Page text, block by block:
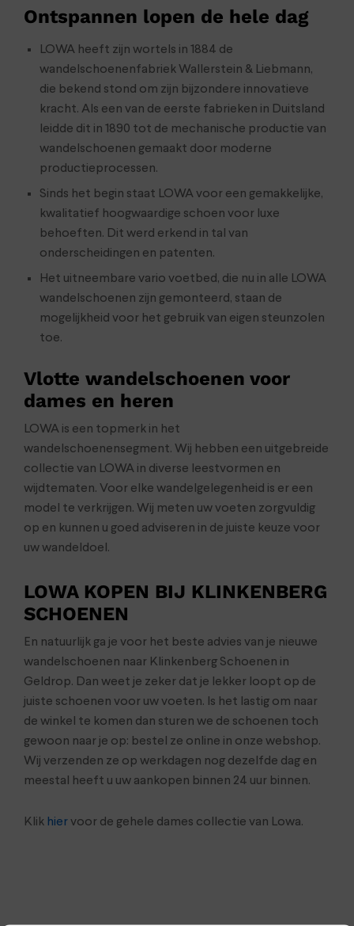
Ontspannen lopen de hele dag
LOWA heeft zijn wortels in 1884 de
wandelschoenenfabriek Wallerstein & Liebmann,
die bekend stond om zijn bijzondere innovatieve
kracht. Als een van de eerste fabrieken in Duitsland
leidde dit in 1890 tot de mechanische productie van
wandelschoenen gemaakt door moderne
productieprocessen.
Sinds het begin staat LOWA voor een gemakkelijke,
kwalitatief hoogwaardige schoen voor luxe
behoeften. Dit werd erkend in tal van
onderscheidingen en patenten.
Het uitneembare vario voetbed, die nu in alle LOWA
wandelschoenen zijn gemonteerd, staan de
mogelijkheid voor het gebruik van eigen steunzolen
toe.
Vlotte wandelschoenen voor
dames en heren
LOWA is een topmerk in het
wandelschoenensegment. Wij hebben een uitgebreide
collectie van LOWA in diverse leestvormen en
wijdtematen. Voor elke wandelgelegenheid is er een
model te verkrijgen. Wij meten uw voeten zorgvuldig
op en kunnen u goed adviseren in de juiste keuze voor
uw wandeldoel.
LOWA KOPEN BIJ KLINKENBERG
SCHOENEN
En natuurlijk ga je voor het beste advies van je nieuwe
wandelschoenen naar Klinkenberg Schoenen in
Geldrop. Dan weet je zeker dat je lekker loopt op de
juiste schoenen voor uw voeten. Is het lastig om naar
de winkel te komen dan sturen we de schoenen toch
gewoon naar je op: bestel ze online in onze webshop.
Wij verzenden ze op werkdagen nog dezelfde dag en
meestal heeft u uw aankopen binnen 24 uur binnen.
Klik hiervoor de gehele dames collectie van Lowa.